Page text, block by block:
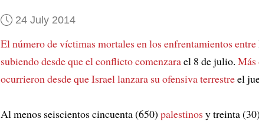
24 July 2014
El número de víctimas mortales en los enfrentamientos entre
subiendo desde que el conflicto comenzarael 8 de julio. Más
ocurrierondesde que Israel lanzara su ofensiva terrestreel
Al menos seiscientos cincuenta (650) palestinosy treinta (30)